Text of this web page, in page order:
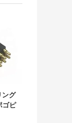
ング
ゴピ